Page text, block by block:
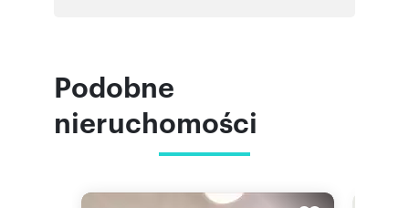
Podobne
nieruchomości